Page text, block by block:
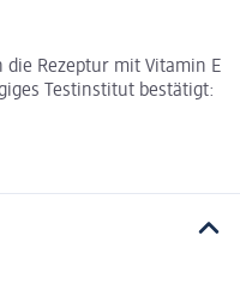
die Rezeptur mit Vitamin E
Testinstitut bestätigt: